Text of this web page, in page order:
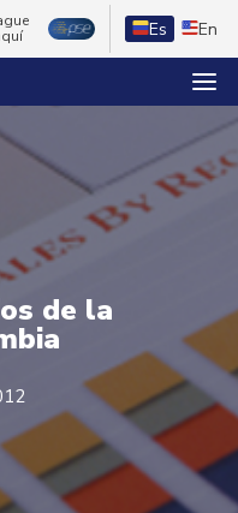
Es En
de la